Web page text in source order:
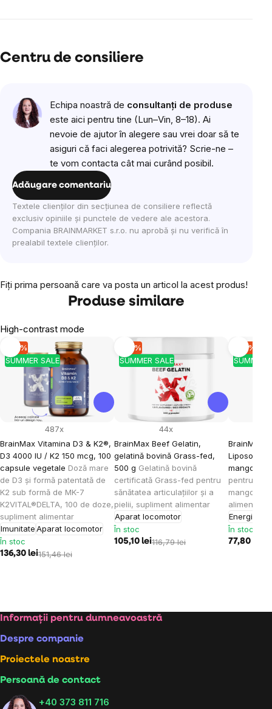
Centru de consiliere
Echipa noastră de consultanți de produse
este aici pentru tine (Lun–Vin, 8–18). Ai
nevoie de ajutor în alegere sau vrei doar să te
asiguri că faci alegerea potrivită? Scrie-ne –
te vom contacta cât mai curând posibil.
Adăugare comentariu
Textele clienților din secțiunea de consiliere reflectă
exclusiv opiniile și punctele de vedere ale acestora.
Compania BRAINMARKET s.r.o. nu aprobă și nu verifică în
prealabil textele clienților.
Fiţi prima persoană care va posta un articol la acest produs!
Produse similare
High-contrast mode
SUMMER SALE
-10 %
BrainMax Vitamina D3 & K2®,
D3 4000 IU / K2 150 mcg, 100
capsule vegetale Doză mare
de D3 și formă patentată de
K2 sub formă de MK-7
K2VITAL®DELTA, 100 de doze,
supliment alimentar
ImunitateAparat locomotor
487x
În stoc
136,30 lei151,46 lei
SUMMER SALE
-10 %
BrainMax Beef Gelatin,
gelatină bovină Grass-fed,
500 g Gelatină bovină
certificată Grass-fed pentru
sănătatea articulațiilor și a
pielii, supliment alimentar
Aparat locomotor
44x
În stoc
105,10 lei116,79 lei
SUMMER
-10 %
BrainMax
Liposomal
mango,
pentru
mango, 30
alimentar
Energie
În stoc
77,80 lei
Subsol
Informații pentru dumneavoastră
Despre companie
Proiectele noastre
Persoană de contact
+40 373 811 716